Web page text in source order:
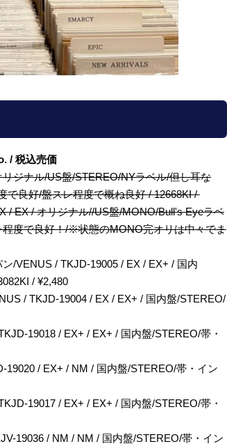
/ 税込売価
ジナル/US盤/STEREO/NYラベル/但し耳な
で良好/盤スレ程度で概ね良好 / 12668KI /
/ EX / オリジナル//US盤/MONO/Bull's Eyeラベ
度で良好！/※状態のMONO完オリは中々でま
/VENUS / TKJD-19005 / EX / EX+ / 国内
/ ¥2,480
/ TKJD-19004 / EX / EX+ / 国内盤/STEREO/
19018 / EX+ / EX+ / 国内盤/STEREO/帯・
/ EX+ / NM / 国内盤/STEREO/帯・イン
19017 / EX+ / EX+ / 国内盤/STEREO/帯・
19036 / NM / NM / 国内盤/STEREO/帯・イン